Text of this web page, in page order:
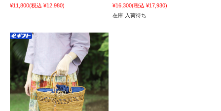
¥11,800(税込 ¥12,980) ¥16,300(税込 ¥17,930)
在庫 入荷待ち